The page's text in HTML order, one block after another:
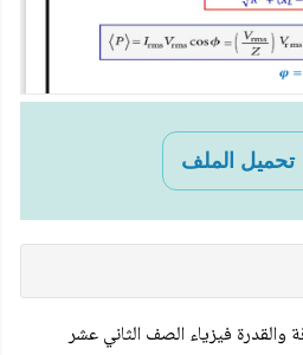
تحميل الملف
فيزياء الصف الثاني عشر